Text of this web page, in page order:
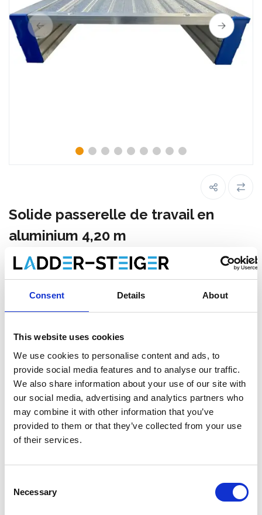
Consent Details About
This website uses cookies
We use cookies to personalise content and ads, to
provide social media features and to analyse our traffic.
We also share information about your use of our site with
our social media, advertising and analytics partners who
may combine it with other information that you’ve
provided to them or that they’ve collected from your use
of their services.
Selection
Necessary
Solide passerelle de travail en
aluminium 4,20 m
Faire un choix:*
Livraison gratuite en 1 semaine ou ramasser à Aarschot
(BE) Contactez le service clientèle